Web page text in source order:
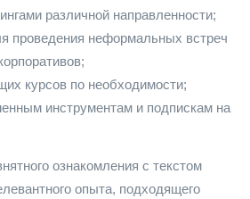
различной направленности;
проведения неформальных встреч
курсов по необходимости;
инструментам и подпискам на
ознакомления с текстом
опыта, подходящего